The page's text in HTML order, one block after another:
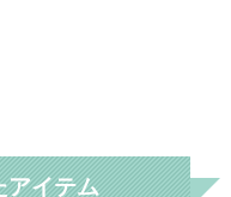
アイテム